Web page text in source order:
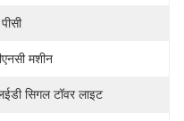
मशीन
सिगल टॉवर लाइट